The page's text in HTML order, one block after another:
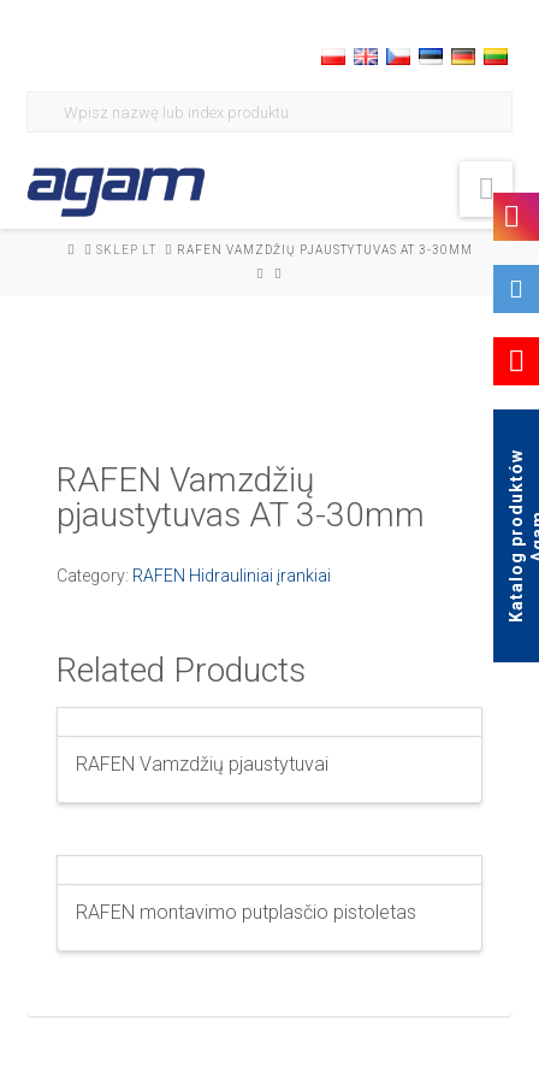
HOMESKLEP LT RAFEN VAMZDŽIŲ PJAUSTYTUVAS AT 3-30MM
RAFEN Vamzdžių
pjaustytuvas AT 3-30mm
Category: RAFEN Hidrauliniai įrankiai
Related Products
RAFEN Vamzdžių pjaustytuvai
RAFEN montavimo putplasčio pistoletas
K
a
t
a
l
o
g
p
r
o
d
u
k
t
ó
w
A
g
a